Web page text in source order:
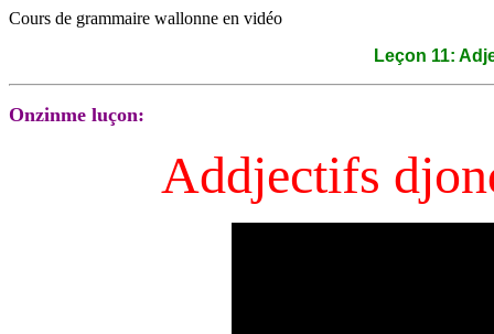
Cours de grammaire wallonne en vidéo
Leçon 11:
Onzinme luçon:
Addjectifs